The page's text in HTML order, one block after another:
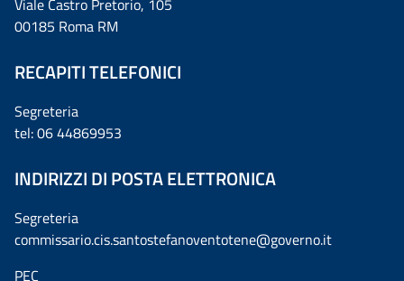
Viale Castro Pretorio, 105
00185 Roma RM
RECAPITI TELEFONICI
Segreteria
tel: 06 44869953
INDIRIZZI DI POSTA ELETTRONICA
Segreteria
commissario.cis.santostefanoventotene@governo.it
PEC